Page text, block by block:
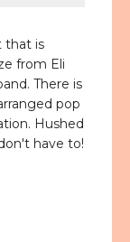
that is
from Eli
There is
pop
Hushed
have to!